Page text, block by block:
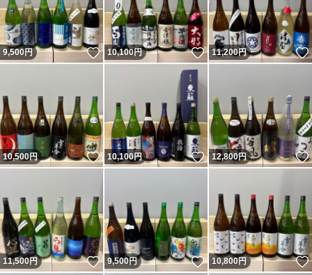
9,500円 いいね！
10,100円 いいね！
11,200円
10,500円 いいね！
10,100円 いいね！
12,800円
11,500円 いいね！
9,500円 いいね！
10,800円